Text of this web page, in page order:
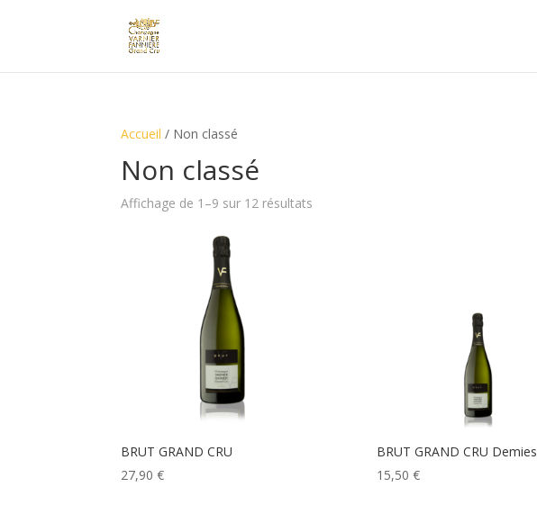
Accueil / Non classé
Non classé
Affichage de 1–9 sur 12 résultats
BRUT GRAND CRU
27,90€
BRUT GRAND CRU Demies
15,50 €